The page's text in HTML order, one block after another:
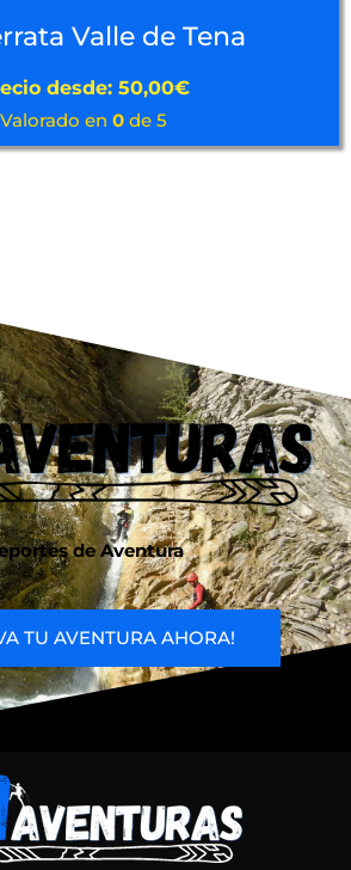
Valle de Tena
desde: 50,00€
Valorado en 0 de 5
de Aventura
TU AVENTURA AHORA!